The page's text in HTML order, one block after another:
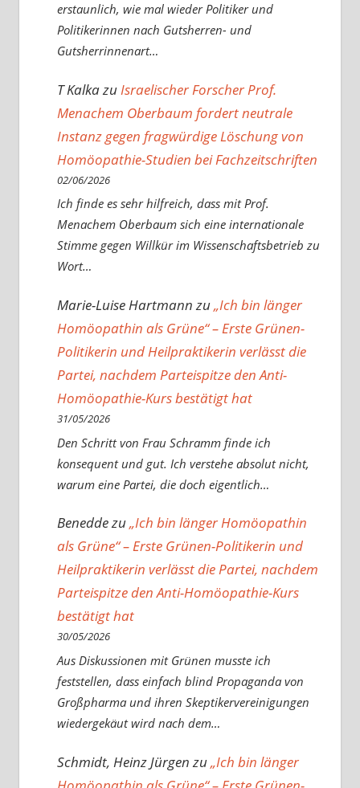
erstaunlich, wie mal wieder Politiker und
Politikerinnen nach Gutsherren- und
Gutsherrinnenart…
T KalkazuIsraelischer Forscher Prof.
Menachem Oberbaum fordert neutrale
Instanz gegen fragwürdige Löschung von
Homöopathie-Studien bei Fachzeitschriften
02/06/2026
Ich finde es sehr hilfreich, dass mit Prof.
Menachem Oberbaum sich eine internationale
Stimme gegen Willkür im Wissenschaftsbetrieb zu
Wort…
Marie-Luise Hartmannzu„Ich bin länger
Homöopathin als Grüne“ – Erste Grünen-
Politikerin und Heilpraktikerin verlässt die
Partei, nachdem Parteispitze den Anti-
Homöopathie-Kurs bestätigt hat
31/05/2026
Den Schritt von Frau Schramm finde ich
konsequent und gut. Ich verstehe absolut nicht,
warum eine Partei, die doch eigentlich…
Beneddezu„Ich bin länger Homöopathin
als Grüne“ – Erste Grünen-Politikerin und
Heilpraktikerin verlässt die Partei, nachdem
Parteispitze den Anti-Homöopathie-Kurs
bestätigt hat
30/05/2026
Aus Diskussionen mit Grünen musste ich
feststellen, dass einfach blind Propaganda von
Großpharma und ihren Skeptikervereinigungen
wiedergekäut wird nach dem…
Schmidt, Heinz Jürgen zu„Ich bin länger